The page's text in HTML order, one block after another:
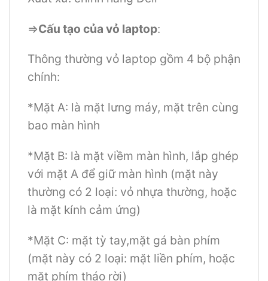
=>Cấu tạo của vỏ laptop:
Thông thường vỏ laptop gồm 4 bộ phận
chính:
*Mặt A: là mặt lưng máy, mặt trên cùng
bao màn hình
*Mặt B: là mặt viềm màn hình, lắp ghép
với mặt A để giữ màn hình (mặt này
thường có 2 loại: vỏ nhựa thường, hoặc
là mặt kính cảm ứng)
*Mặt C: mặt tỳ tay,mặt gá bàn phím
(mặt này có 2 loại: mặt liền phím, hoặc
mặt phím tháo rời)